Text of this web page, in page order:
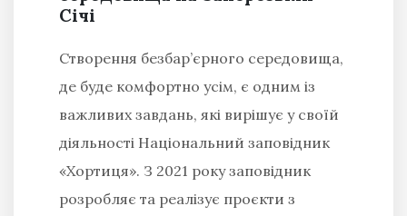
Січі
Створення безбар’єрного середовища,
де буде комфортно усім, є одним із
важливих завдань, які вирішує у своїй
діяльності Національний заповідник
«Хортиця». З 2021 року заповідник
розробляє та реалізує проєкти з